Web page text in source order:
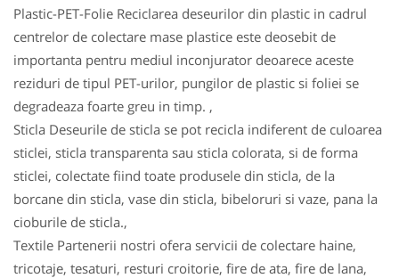
Plastic-PET-Folie Reciclarea deseurilor din plastic in cadrul
centrelor de colectare mase plastice este deosebit de
importanta pentru mediul inconjurator deoarece aceste
reziduri de tipul PET-urilor, pungilor de plastic si foliei se
degradeaza foarte greu in timp. ,
Sticla Deseurile de sticla se pot recicla indiferent de culoarea
sticlei, sticla transparenta sau sticla colorata, si de forma
sticlei, colectate fiind toate produsele din sticla, de la
borcane din sticla, vase din sticla, bibeloruri si vaze, pana la
cioburile de sticla.,
Textile Partenerii nostri ofera servicii de colectare haine,
tricotaje, tesaturi, resturi croitorie, fire de ata, fire de lana,